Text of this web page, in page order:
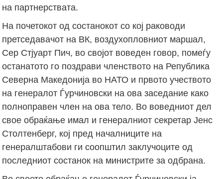
на партнерствата.
На почетокот од состанокот со кој раководи
претседавачот на ВК, воздухопловниот маршал,
Сер Стјуарт Пич, во својот воведен говор, помеѓу
останатото го поздрави членството на Република
Северна Македонија во НАТО и првото учеството
на генералот Ѓурчиновски на ова заседание како
полноправен член на ова тело. Во воведниот дел
свое обраќање имал и генералниот секретар Јенс
Столтенберг, кој пред началниците на
генералштабови ги соопштил заклучоците од
последниот состанок на министрите за одбрана.